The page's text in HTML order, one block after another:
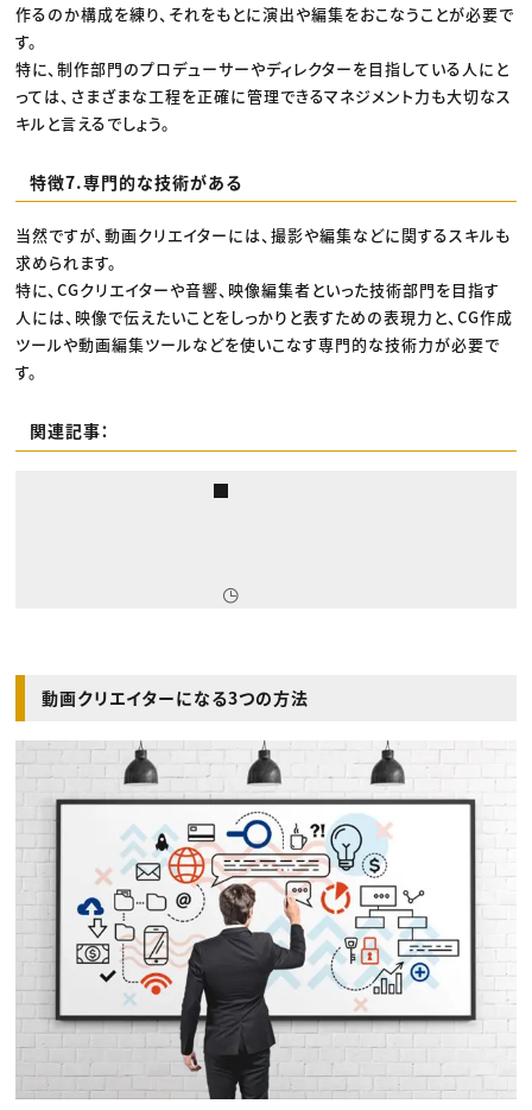
作るのか構成を練り、それをもとに演出や編集をおこなうことが必要で
す。
特に、制作部門のプロデューサーやディレクターを目指している人にと
っては、さまざまな工程を正確に管理できるマネジメント力も大切なス
キルと言えるでしょう。
特徴7.専門的な技術がある
当然ですが、動画クリエイターには、撮影や編集などに関するスキルも
求められます。
特に、CGクリエイターや音響、映像編集者といった技術部門を目指す
人には、映像で伝えたいことをしっかりと表すための表現力と、CG作成
ツールや動画編集ツールなどを使いこなす専門的な技術力が必要で
す。
関連記事：
動画クリエイターになる3つの方法